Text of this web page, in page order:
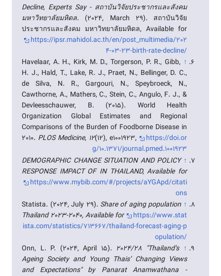
Decline, Experts Say - สถาบันวิจัยประชากรและสังคม
มหาวิทยาลัยมหิดล. (2024, March 29). สถาบันวิจัย
ประชากรและสังคม มหาวิทยาลัยมหิดล, Available for
https://ipsr.mahidol.ac.th/en/post_multimedia/202
4-03-23-birth-rate-decline/
↑
Havelaar, A. H., Kirk, M. D., Torgerson, P. R., Gibb,
H. J., Hald, T., Lake, R. J., Praet, N., Bellinger, D. C.,
de Silva, N. R., Gargouri, N., Speybroeck, N.,
Cawthorne, A., Mathers, C., Stein, C., Angulo, F. J., &
Devleesschauwer, B. (2015). World Health
Organization Global Estimates and Regional
Comparisons of the Burden of Foodborne Disease in
2010. PLOS Medicine, 12(12), e1001923,
https://doi.or
g/10.1371/journal.pmed.1001923
↑
DEMOGRAPHIC CHANGE SITUATION AND POLICY
RESPONSE IMPACT OF IN THAILAND, Available for
https://www.mybib.com/#/projects/aYGApd/citati
ons
↑
Statista. (2024, July 29). Share of aging population
Thailand 2023-2040, Available for
https://www.stat
ista.com/statistics/713667/thailand-forecast-aging-p
opulation/
↑
Onn, L. P. (2024, April 15). 2024/28 "Thailand’s
Ageing Society and Young Thais’ Changing Views
and Expectations" by Panarat Anamwathana -